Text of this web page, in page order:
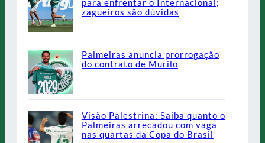
para enfrentar o Internacional;
zagueiros são dúvidas
Palmeiras anuncia prorrogação
do contrato de Murilo
Visão Palestrina: Saiba quanto o
Palmeiras arrecadou com vaga
nas quartas da Copa do Brasil